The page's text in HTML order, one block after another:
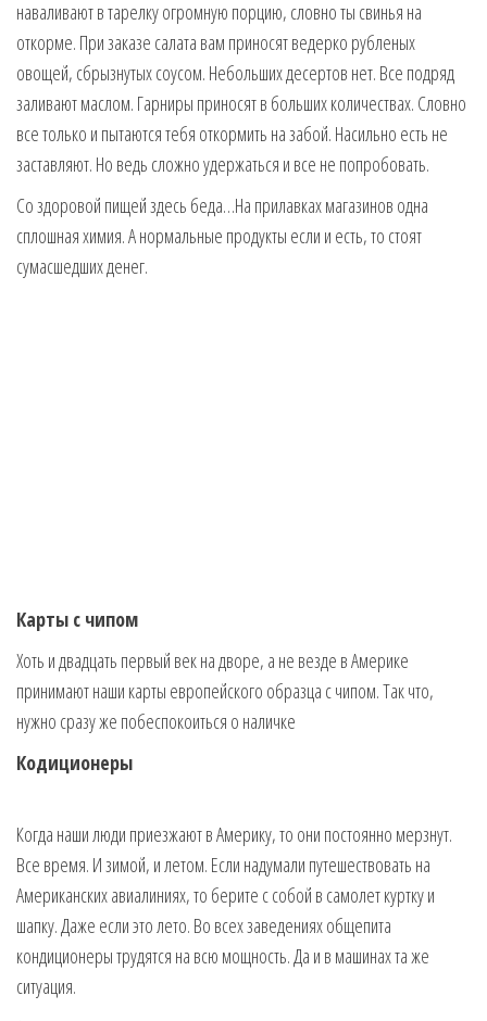
наваливают в тарелку огромную порцию, словно ты свинья на
откорме. При заказе салата вам приносят ведерко рубленых
овощей, сбрызнутых соусом. Небольших десертов нет. Все подряд
заливают маслом. Гарниры приносят в больших количествах. Словно
все только и пытаются тебя откормить на забой. Насильно есть не
заставляют. Но ведь сложно удержаться и все не попробовать.
Со здоровой пищей здесь беда…На прилавках магазинов одна
сплошная химия. А нормальные продукты если и есть, то стоят
сумасшедших денег.
Карты с чипом
Хоть и двадцать первый век на дворе, а не везде в Америке
принимают наши карты европейского образца с чипом. Так что,
нужно сразу же побеспокоиться о наличке
Кодиционеры
Когда наши люди приезжают в Америку, то они постоянно мерзнут.
Все время. И зимой, и летом. Если надумали путешествовать на
Американских авиалиниях, то берите с собой в самолет куртку и
шапку. Даже если это лето. Во всех заведениях общепита
кондиционеры трудятся на всю мощность. Да и в машинах та же
ситуация.